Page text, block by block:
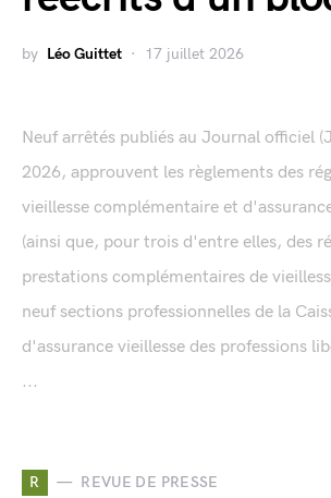
by Léo Guittet 17 juillet 2026
Neuf arrêtés publiés au Journal officiel
2026, approuvent les règlements des
vieillesse complémentaire et
(ainsi que, pour trois d'entre elles, des
prestations complémentaires de
neuf sections professionnelles de la
d'assurance vieillesse des professions
...
R REVUE DE PRESSE